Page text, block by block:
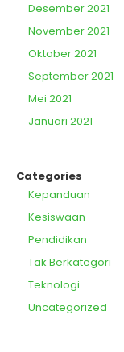
Desember 2021
November 2021
Oktober 2021
September 2021
Mei 2021
Januari 2021
Categories
Kepanduan
Kesiswaan
Pendidikan
Tak Berkategori
Teknologi
Uncategorized